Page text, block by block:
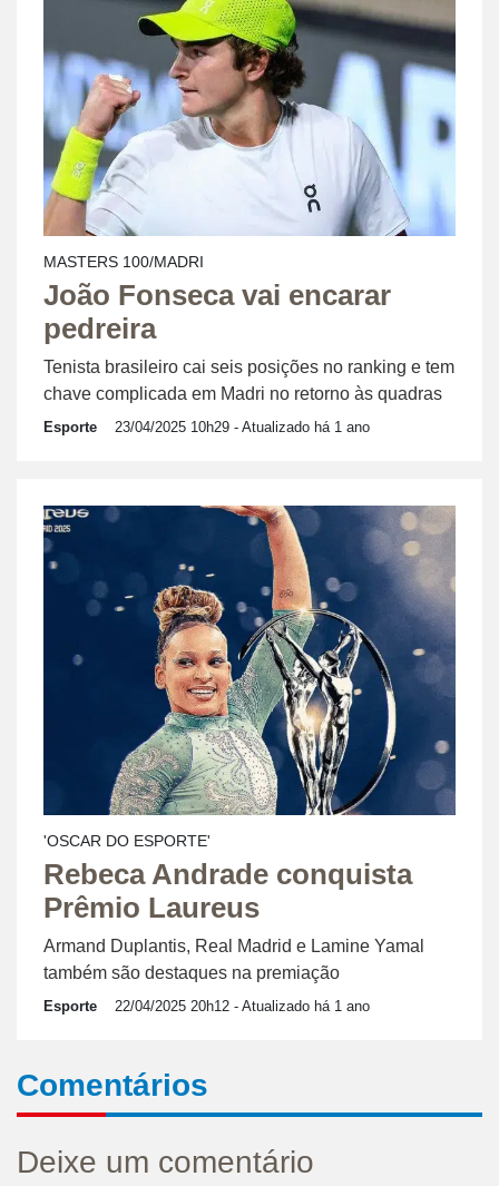
MASTERS 100/MADRI
João Fonseca vai encarar
pedreira
Tenista brasileiro cai seis posições no ranking e tem
chave complicada em Madri no retorno às quadras
Esporte 23/04/2025 10h29 - Atualizado há 1 ano
'OSCAR DO ESPORTE'
Rebeca Andrade conquista
Prêmio Laureus
Armand Duplantis, Real Madrid e Lamine Yamal
também são destaques na premiação
Esporte 22/04/2025 20h12 - Atualizado há 1 ano
Comentários
Deixe um comentário